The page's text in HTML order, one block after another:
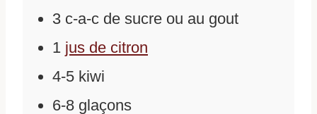
3 c-a-c de sucre ou au gout
1 jus de citron
4-5 kiwi
6-8 glaçons